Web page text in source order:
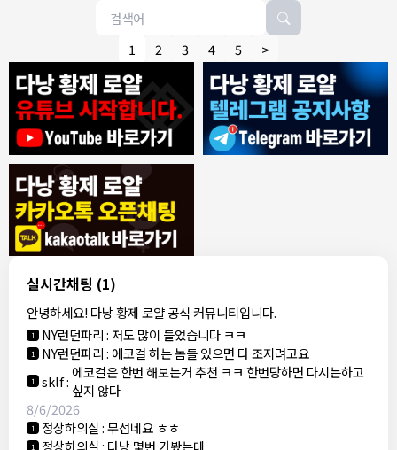
실시간채팅 (1)
안녕하세요! 다낭 황제 로얄 공식 커뮤니티입니다.
8/4/2026
1 모기한테물림:여기도 문의해보면 바로 알려줌
1 모기한테물림:정찰가보다 쌀수 없음
1 결혼안해:ㄹㅇ 팩트 ㅋㅋㅋㅋ
결혼안해:ㄹㅇ 팩트 ㅋㅋㅋㅋ
8/5/2026
NY런던파리 :다낭 에코걸 여기서 예약 가능한가요?
1 3군:에코걸 좀 조심 하는게 좋음
1 NY런던파리:저도 많이 들었습니다 ㅋㅋ
1 NY런던파리: 에코걸 하는 놈들 있으면 다 조지려고요
1 sklf: 에코걸은 한번 해보는거 추천 ㅋㅋ 한번당하면 다시는하고
싶지 않다
8/6/2026
1 정상하의실:무섭네요 ㅎㅎ
1 정상하의실: 다낭 몇번 가봤는데,,
1 2 3 4 5 >